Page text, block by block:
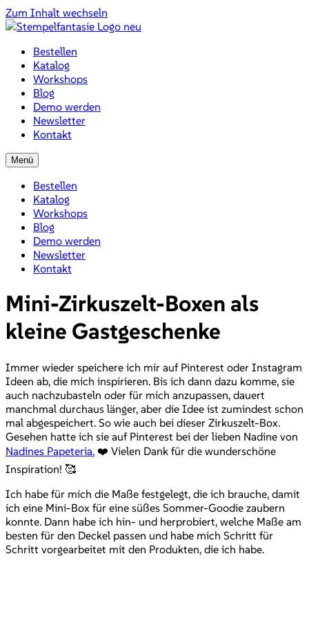
Zum Inhalt wechseln
Bestellen
Katalog
Workshops
Blog
Demo werden
Newsletter
Kontakt
Menü
Bestellen
Katalog
Workshops
Blog
Demo werden
Newsletter
Kontakt
Mini-Zirkuszelt-Boxen als
kleine Gastgeschenke
Immer wieder speichere ich mir auf Pinterest oder Instagram
Ideen ab, die mich inspirieren. Bis ich dann dazu komme, sie
auch nachzubasteln oder für mich anzupassen, dauert
manchmal durchaus länger, aber die Idee ist zumindest schon
mal abgespeichert. So wie auch bei dieser Zirkuszelt-Box.
Gesehen hatte ich sie auf Pinterest bei der lieben Nadine von
Nadines Papeteria. ❤️ Vielen Dank für die wunderschöne
Inspiration! 🥰
Ich habe für mich die Maße festgelegt, die ich brauche, damit
ich eine Mini-Box für eine süßes Sommer-Goodie zaubern
konnte. Dann habe ich hin- und herprobiert, welche Maße am
besten für den Deckel passen und habe mich Schritt für
Schritt vorgearbeitet mit den Produkten, die ich habe.